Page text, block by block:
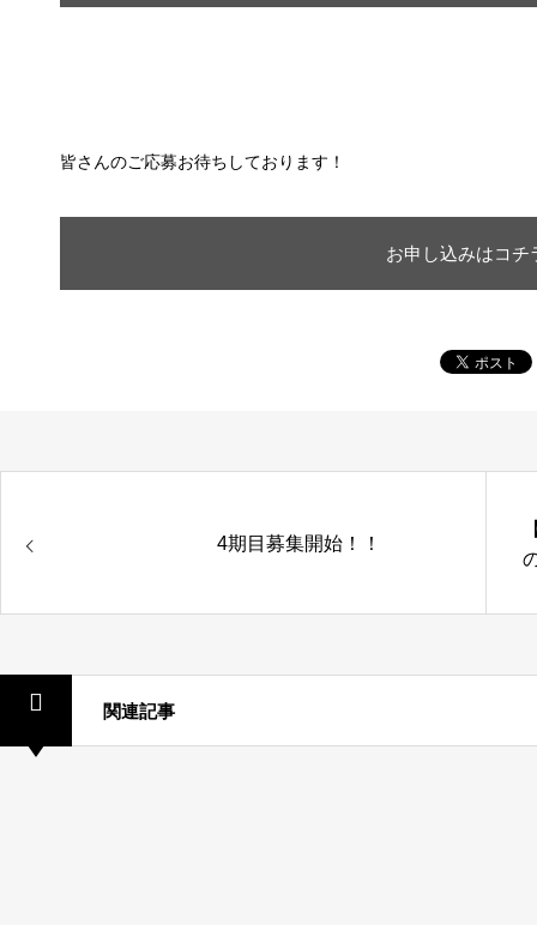
皆さんのご応募お待ちしております！
お申し込みはコチ
4期目募集開始！！
関連記事